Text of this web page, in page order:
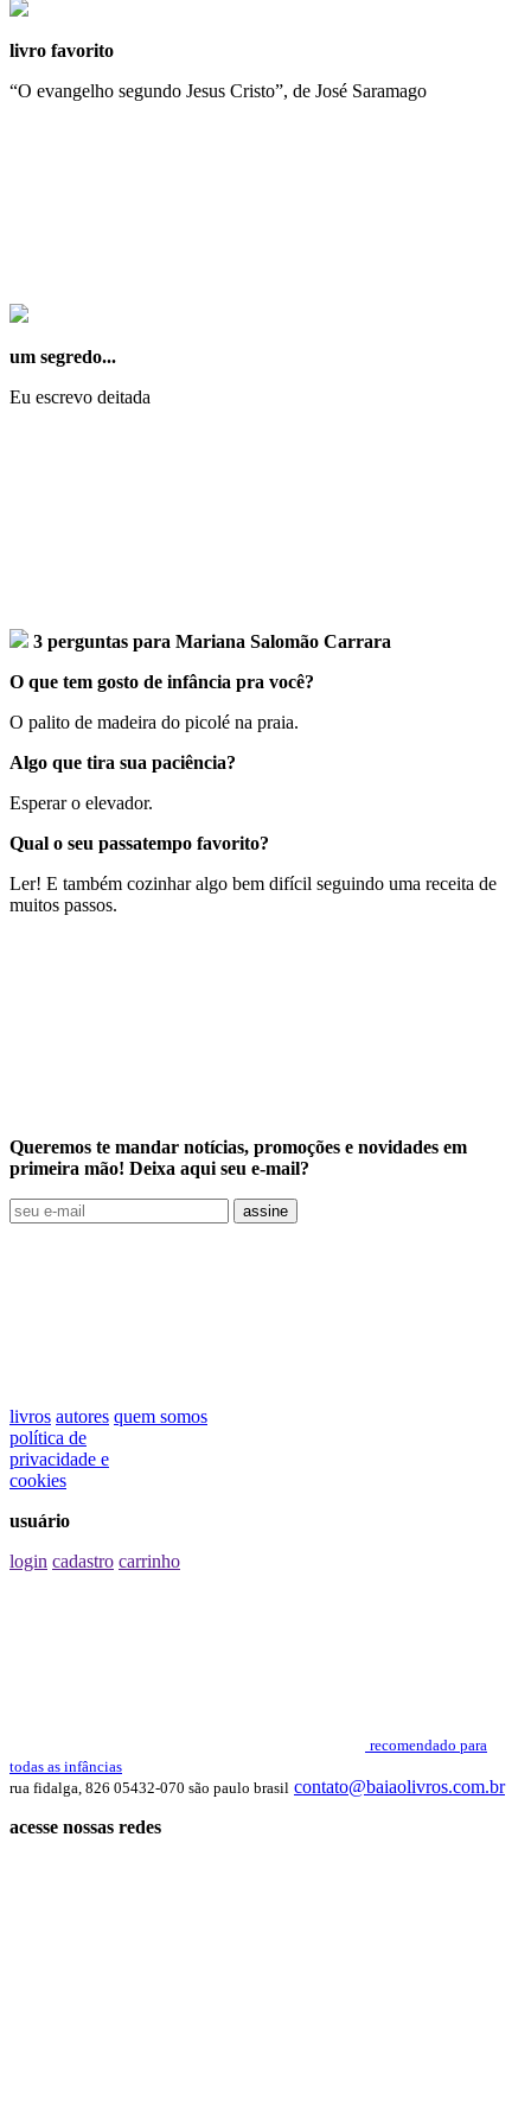
livro favorito
“O evangelho segundo Jesus Cristo”, de José Saramago
um segredo...
Eu escrevo deitada
3 perguntas para Mariana Salomão Carrara
O que tem gosto de infância pra você?
O palito de madeira do picolé na praia.
Algo que tira sua paciência?
Esperar o elevador.
Qual o seu passatempo favorito?
Ler! E também cozinhar algo bem difícil seguindo uma receita de
muitos passos.
Queremos te mandar notícias, promoções e novidades em
primeira mão! Deixa aqui seu e-mail?
assine
livros autores quem somos
política de
privacidade e
cookies
usuário
login cadastro carrinho
recomendado para
todas as infâncias
rua fidalga, 826 05432-070 são paulo brasil contato@baiaolivros.com.br
acesse nossas redes